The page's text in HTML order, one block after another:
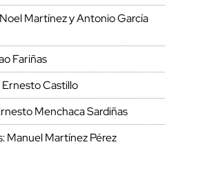
Martínez y Antonio García
Fariñas
Castillo
Menchaca Sardiñas
Manuel Martínez Pérez